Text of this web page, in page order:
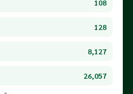
108
128
8,127
26,057